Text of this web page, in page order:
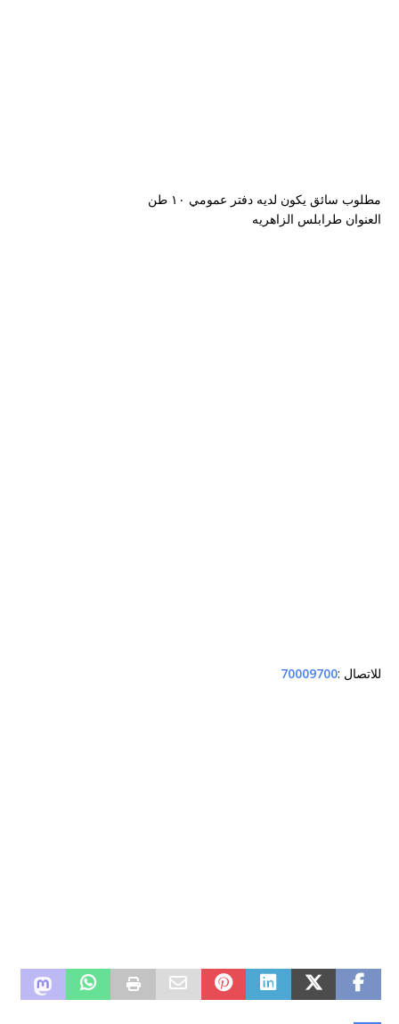
مطلوب سائق يكون لديه دفتر عمومي ١٠ طن
العنوان طرابلس الزاهريه
للاتصال :70009700